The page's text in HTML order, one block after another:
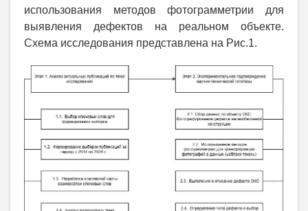
использования методов фотограмметрии для
выявления дефектов на реальном объекте.
Схема исследования представлена на Рис.1.